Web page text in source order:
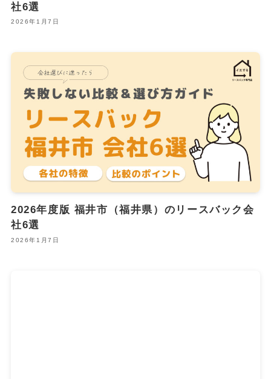
社6選
2026年1月7日
2026年度版 福井市（福井県）のリースバック会
社6選
2026年1月7日